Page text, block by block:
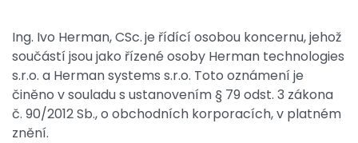
Ing. Ivo Herman, CSc.je řídící osobou koncernu, jehož
součástí jsou jako řízené osoby Herman technologies
s.r.o. a Herman systems s.r.o. Toto oznámení je
činěno v souladu s ustanovením § 79 odst. 3 zákona
č. 90/2012 Sb., o obchodních korporacích, v platném
znění.